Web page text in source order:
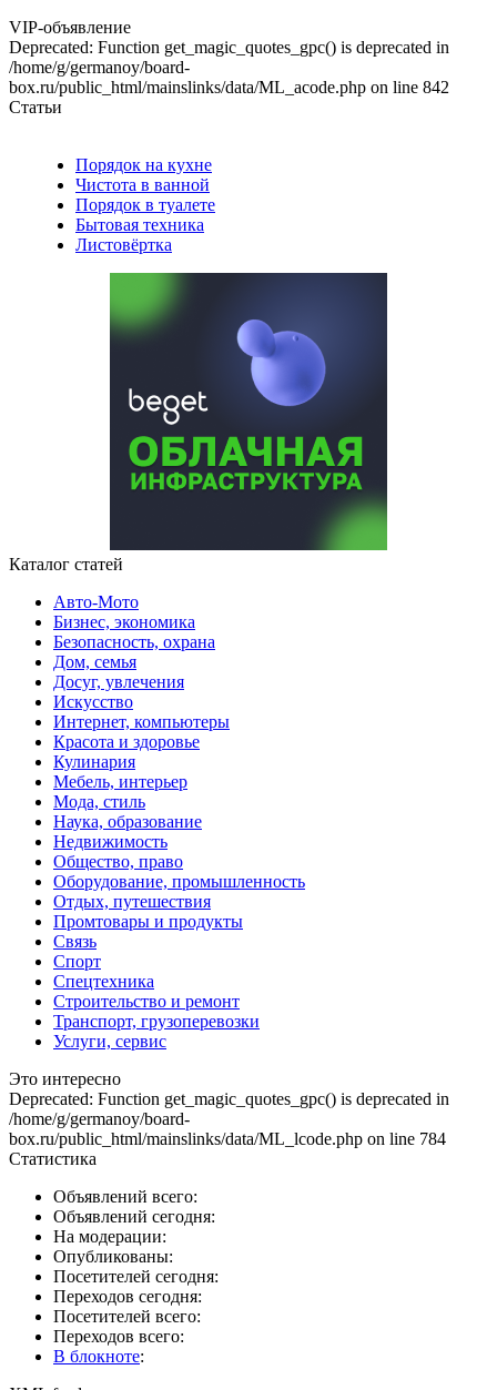
VIP-объявление
Deprecated: Function get_magic_quotes_gpc() is deprecated in
/home/g/germanoy/board-
box.ru/public_html/mainslinks/data/ML_acode.php on line 842
Статьи
Порядок на кухне
Чистота в ванной
Порядок в туалете
Бытовая техника
Листовёртка
Каталог статей
Авто-Мото
Бизнес, экономика
Безопасность, охрана
Дом, семья
Досуг, увлечения
Искусство
Интернет, компьютеры
Красота и здоровье
Кулинария
Мебель, интерьер
Мода, стиль
Наука, образование
Недвижимость
Общество, право
Оборудование, промышленность
Отдых, путешествия
Промтовары и продукты
Связь
Спорт
Спецтехника
Строительство и ремонт
Транспорт, грузоперевозки
Услуги, сервис
Это интересно
Deprecated: Function get_magic_quotes_gpc() is deprecated in
/home/g/germanoy/board-
box.ru/public_html/mainslinks/data/ML_lcode.php on line 784
Статистика
Объявлений всего:
Объявлений сегодня:
На модерации:
Опубликованы:
Посетителей сегодня:
Переходов сегодня:
Посетителей всего:
Переходов всего:
В блокноте: